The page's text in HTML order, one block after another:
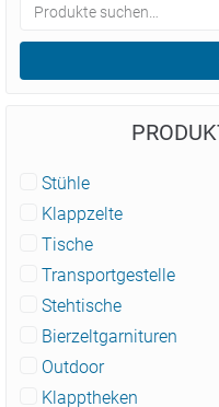
Stühle
Klappzelte
Tische
Transportgestelle
Stehtische
Bierzeltgarnituren
Outdoor
Klapptheken